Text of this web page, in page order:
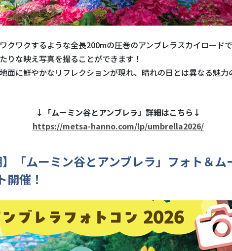
クワクするような全長200mの圧巻のアンブレラスカイロード
りな映え写真を撮ることができます！
面に鮮やかなリフレクションが現れ、晴れの日とは異なる魅力
↓「ムーミン谷とアンブレラ」詳細はこちら↓
https://metsa-hanno.com/lp/umbrella2026/
】「ムーミン谷とアンブレラ」フォト＆ム
開催！